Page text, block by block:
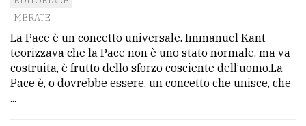
MERATE
La Pace è un concetto universale. Immanuel Kant
teorizzava che la Pace non è uno stato normale, ma va
costruita, è frutto dello sforzo cosciente dell’uomo.La
Pace è, o dovrebbe essere, un concetto che unisce, che
...